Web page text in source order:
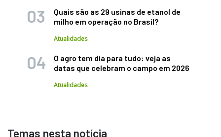
Quais são as 29 usinas de etanol de
milho em operação no Brasil?
Atualidades
O agro tem dia para tudo: veja as
datas que celebram o campo em 2026
Atualidades
Temas nesta notícia